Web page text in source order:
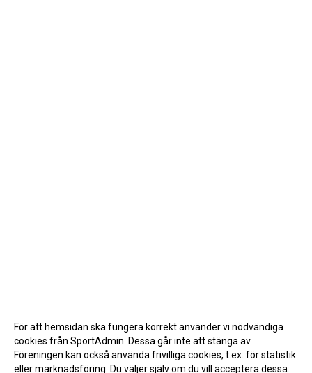
För att hemsidan ska fungera korrekt använder vi nödvändiga
cookies från SportAdmin. Dessa går inte att stänga av.
Föreningen kan också använda frivilliga cookies, t.ex. för statistik
eller marknadsföring. Du väljer själv om du vill acceptera dessa.